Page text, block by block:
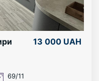
13 000 UAH
69/11